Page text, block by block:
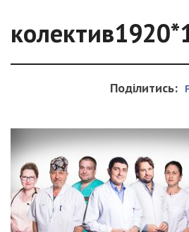
Поділитись: